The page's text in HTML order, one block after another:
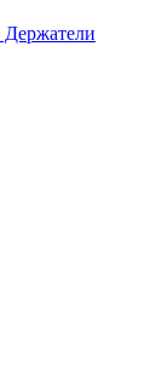
Держатели